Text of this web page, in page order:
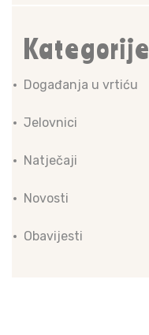
Kategorije
Događanja u vrtiću
Jelovnici
Natječaji
Novosti
Obavijesti